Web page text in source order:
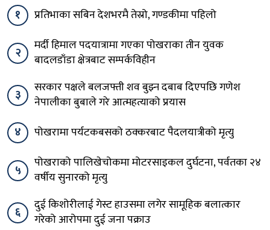
१ प्रतिभाका सबिन देशभरमै तेस्रो, गण्डकीमा पहिलो
२
मर्दी हिमाल पदयात्रामा गएका पोखराका तीन युवक
बादलडाँडा क्षेत्रबाट सम्पर्कविहीन
३
सरकार पक्षले बलजफ्ती शव बुझ्न दबाब दिएपछि गणेश
नेपालीका बुबाले गरे आत्महत्याको प्रयास
४
पोखरामा पर्यटकबसको ठक्करबाट पैदलयात्रीको मृत्यु
५
पोखराको पालिखेचोकमा मोटरसाइकल दुर्घटना, पर्वतका २४
वर्षीय सुनारको मृत्यु
६
दुई किशोरीलाई गेस्ट हाउसमा लगेर सामूहिक बलात्कार
गरेको आरोपमा दुई जना पक्राउ